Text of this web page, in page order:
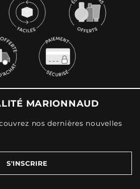
MARIONNAUD
nos dernières nouvelles
S'INSCRIRE